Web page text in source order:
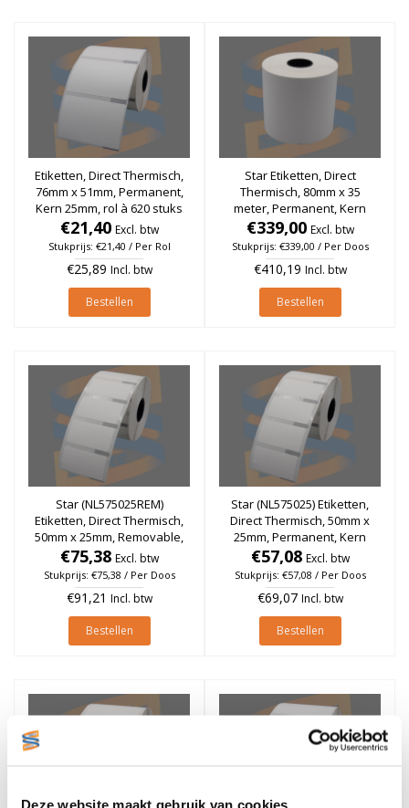
Deze website maakt gebruik van cookies
Etiketten, Direct Thermisch,
76mm x 51mm, Permanent,
Kern 25mm, rol à 620 stuks
€21,40 Excl. btw
Stukprijs: €21,40 / Per Rol
€25,89 Incl. btw
Bestellen
Star Etiketten, Direct
Thermisch, 80mm x 35
meter, Permanent, Kern
25mm (Endless / Per doos)
€339,00 Excl. btw
Stukprijs: €339,00 / Per Doos
€410,19 Incl. btw
Bestellen
Star (NL575025REM)
Etiketten, Direct Thermisch,
50mm x 25mm, Removable,
Kern 25mm, rol à 1.150
stuks (Per doos)
€75,38 Excl. btw
Stukprijs: €75,38 / Per Doos
€91,21 Incl. btw
Bestellen
Star (NL575025) Etiketten,
Direct Thermisch, 50mm x
25mm, Permanent, Kern
25mm, rol à 1.150 stuks (Per
doos)
€57,08 Excl. btw
Stukprijs: €57,08 / Per Doos
€69,07 Incl. btw
Bestellen